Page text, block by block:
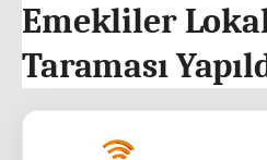
Emekliler
Taraması